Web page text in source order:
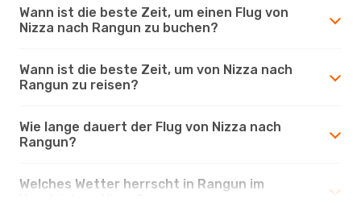
Wann ist die beste Zeit, um einen Flug von
Nizza nach Rangun zu buchen?
Wann ist die beste Zeit, um von Nizza nach
Rangun zu reisen?
Wie lange dauert der Flug von Nizza nach
Rangun?
Welches Wetter herrscht in Rangun im